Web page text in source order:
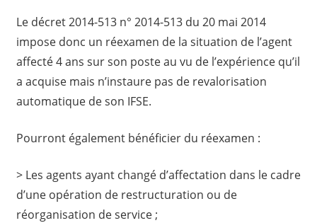
Le décret 2014-513 n° 2014-513 du 20 mai 2014
impose donc un réexamen de la situation de l’agent
affecté 4 ans sur son poste au vu de l’expérience qu’il
a acquise mais n’instaure pas de revalorisation
automatique de son IFSE.
Pourront également bénéficier du réexamen :
> Les agents ayant changé d’affectation dans le cadre
d’une opération de restructuration ou de
réorganisation de service ;